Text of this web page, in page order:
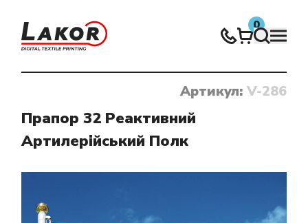
0
Нічого не знайденоАртикул: V-286
Прапор 32 Реактивний
Артилерійський Полк